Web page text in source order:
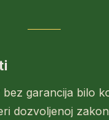
garancija bilo
dozvoljenoj